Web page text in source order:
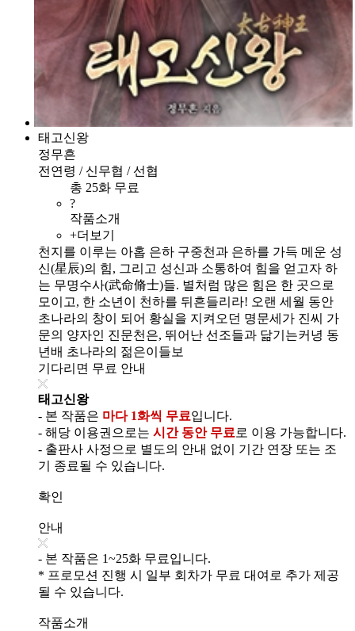
태고신왕
정무흔
전연령 / 신무협 / 선협
총 25화 무료
?
작품소개
+더보기
천지를 이루는 아홉 은하 구중천과 은하를 가득 메운 성
신(星辰)의 힘, 그리고 성신과 소통하여 힘을 얻고자 하
는 무명수사(武命脩士)들. 별처럼 많은 힘은 한 곳으로
모이고, 한 소년이 천하를 뒤흔들리라! 오랜 세월 동안
초나라의 창이 되어 황실을 지켜오던 명문세가 진씨 가
문의 양자인 진문천은, 뛰어난 선조들과 닮기는커녕 동
년배 초나라의 젊은이들보
기다리면 무료 안내
태고신왕
- 본 작품은 마다 1화씩 무료입니다.
- 해당 이용권으로는 시간 동안 무료 로 이용 가능합니다.
- 출판사 사정으로 별도의 안내 없이 기간 연장 또는 조
기 종료될 수 있습니다.
확인
안내
- 본 작품은 1~25화 무료입니다.
* 프로모션 진행 시 일부 회차가 무료 대여로 추가 제공
될 수 있습니다.
작품소개